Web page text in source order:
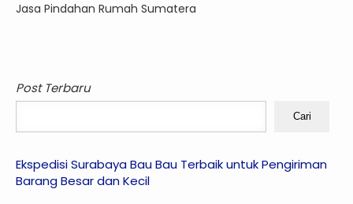
Jasa Pindahan Rumah Sumatera
Post Terbaru
Cari
Ekspedisi Surabaya Bau Bau Terbaik untuk Pengiriman
Barang Besar dan Kecil